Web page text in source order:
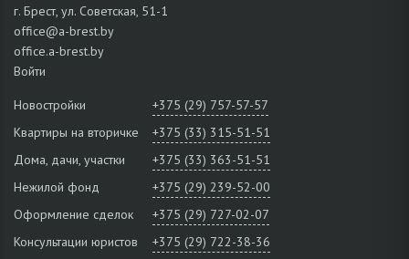
г. Брест, ул. Советская, 51-1
office@a-brest.by
office.a-brest.by
Войти
Новостройки
+375 (29) 757-57-57
Квартиры на вторичке
+375 (33) 315-51-51
Дома, дачи, участки
+375 (33) 363-51-51
Нежилой фонд
+375 (29) 239-52-00
Оформление сделок
+375 (29) 727-02-07
Консультации юристов
+375 (29) 722-38-36